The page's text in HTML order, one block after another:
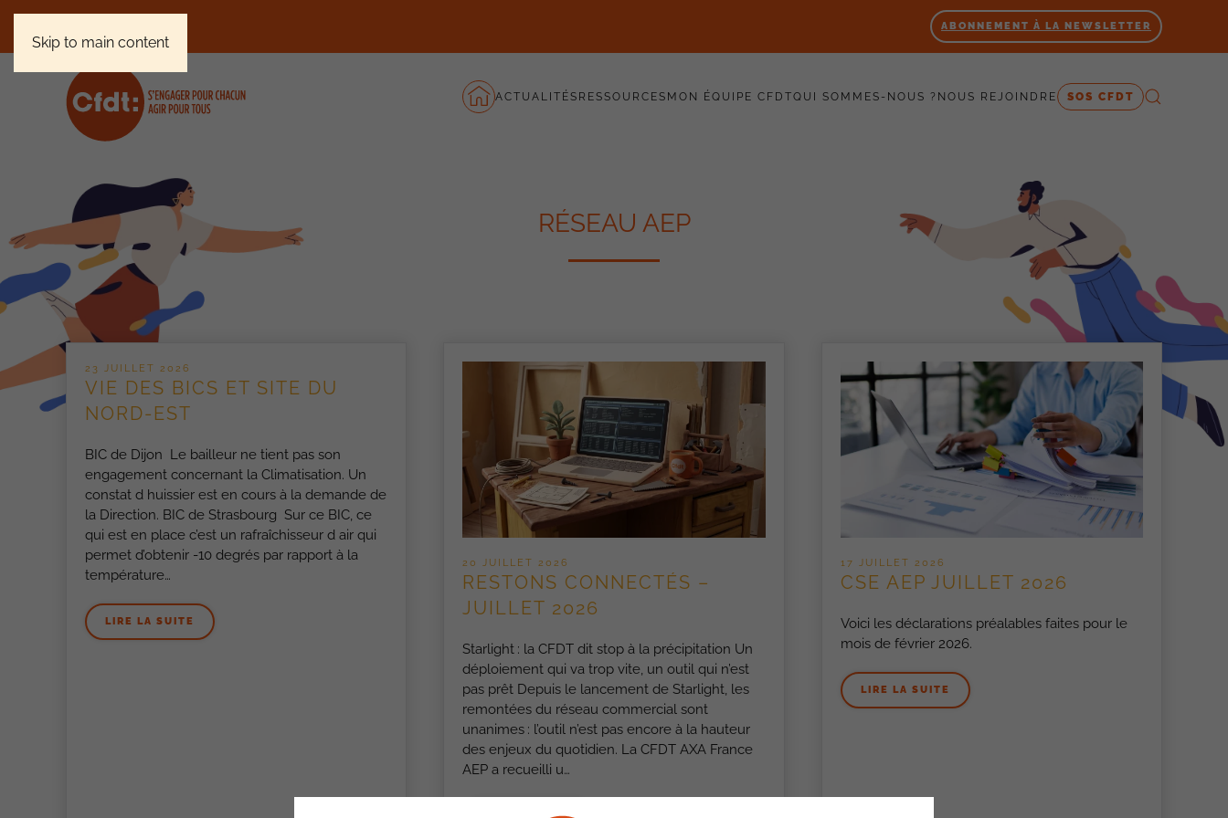
Skip to main content
ABONNEMENT À LA NEWSLETTER
ACTUALITÉS RESSOURCES MON ÉQUIPE CFDTQUI SOMMES-NOUS ? NOUS REJOINDRE SOS CFDT
RÉSEAU AEP
23 JUILLET 2026
VIE DES BICS ET SITE DU
NORD-EST
BIC de Dijon Le bailleur ne tient pas son
engagement concernant la Climatisation. Un
constat d huissier est en cours à la demande de
la Direction. BIC de Strasbourg Sur ce BIC, ce
qui est en place c’est un rafraîchisseur d air qui
permet d’obtenir -10 degrés par rapport à la
température…
LIRE LA SUITE
20 JUILLET 2026
RESTONS CONNECTÉS –
JUILLET 2026
Starlight : la CFDT dit stop à la précipitation Un
déploiement qui va trop vite, un outil qui n’est
pas prêt Depuis le lancement de Starlight, les
remontées du réseau commercial sont
unanimes : l’outil n’est pas encore à la hauteur
des enjeux du quotidien. La CFDT AXA France
AEP a recueilli u…
17 JUILLET 2026
CSE AEP JUILLET 2026
Voici les déclarations préalables faites pour le
mois de février 2026.
LIRE LA SUITE